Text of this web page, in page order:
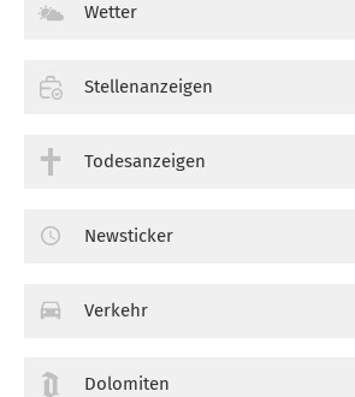
Wetter
Stellenanzeigen
Todesanzeigen
Newsticker
Verkehr
Dolomiten